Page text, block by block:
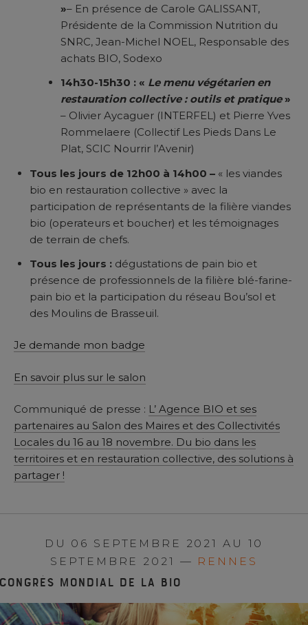
»– En présence de Carole GALISSANT,
Présidente de la Commission Nutrition du
SNRC, Jean-Michel NOEL, Responsable des
achats BIO, Sodexo
14h30-15h30 : « Le menu végétarien en
restauration collective : outils et pratique»
– Olivier Aycaguer (INTERFEL) et Pierre Yves
Rommelaere (Collectif Les Pieds Dans Le
Plat, SCIC Nourrir l’Avenir)
Tous les jours de 12h00 à 14h00 –« les viandes
bio en restauration collective » avec la
participation de représentants de la filière viandes
bio (operateurs et boucher) et les témoignages
de terrain de chefs.
Tous les jours :dégustations de pain bio et
présence de professionnels de la filière blé-farine-
pain bio et la participation du réseau Bou’sol et
des Moulins de Brasseuil.
Je demande mon badge
En savoir plus sur le salon
Communiqué de presse : L’ Agence BIO et ses
partenaires au Salon des Maires et des Collectivités
Locales du 16 au 18 novembre. Du bio dans les
territoires et en restauration collective, des solutions à
partager !
DU 06 SEPTEMBRE 2021 AU 10
SEPTEMBRE 2021 — RENNES
Mondial de la Bio